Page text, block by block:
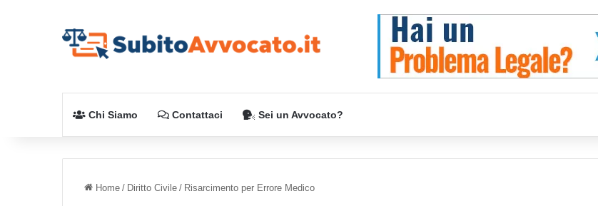
Chi Siamo Contattaci Sei un Avvocato?
Home / Diritto Civile / Risarcimento per Errore Medico